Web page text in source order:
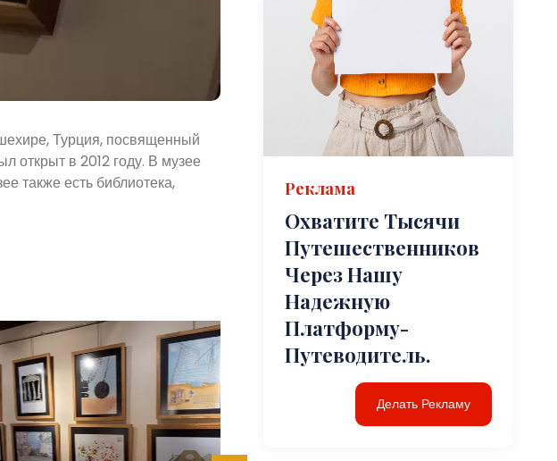
Турция, посвященный
открыт в 2012 году. В музее
также есть библиотека,
Реклама
Охватите Тысячи
Путешественников
Через Нашу
Надежную
Платформу-
Путеводитель.
Делать Рекламу